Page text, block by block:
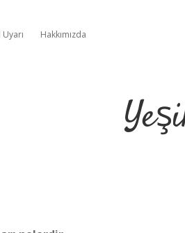
Hakkımızda